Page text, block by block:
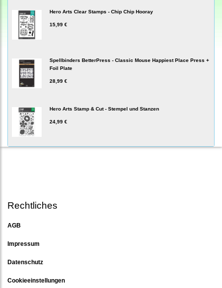
Hero Arts Clear Stamps - Chip Chip Hooray
15,99 €
Spellbinders BetterPress - Classic Mouse Happiest Place Press +
Foil Plate
28,99 €
Hero Arts Stamp & Cut - Stempel und Stanzen
24,99 €
Rechtliches
AGB
Impressum
Datenschutz
Cookieeinstellungen